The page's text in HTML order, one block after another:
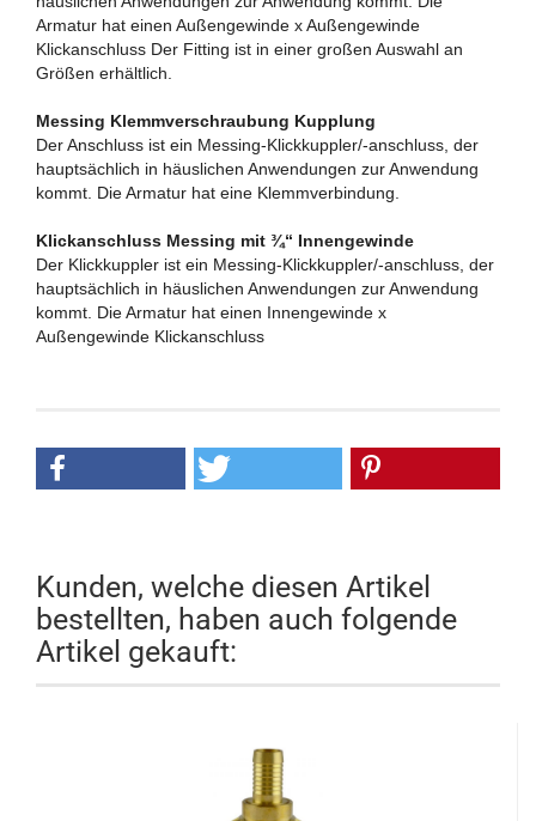
Armatur hat einen Außengewinde x Außengewinde
Klickanschluss Der Fitting ist in einer großen Auswahl an
Größen erhältlich.
Messing Klemmverschraubung Kupplung
Der Anschluss ist ein Messing-Klickkuppler/-anschluss, der
hauptsächlich in häuslichen Anwendungen zur Anwendung
kommt. Die Armatur hat eine Klemmverbindung.
Klickanschluss Messing mit ¾“ Innengewinde
Der Klickkuppler ist ein Messing-Klickkuppler/-anschluss, der
hauptsächlich in häuslichen Anwendungen zur Anwendung
kommt. Die Armatur hat einen Innengewinde x
Außengewinde Klickanschluss
Kunden, welche diesen Artikel
bestellten, haben auch folgende
Artikel gekauft: